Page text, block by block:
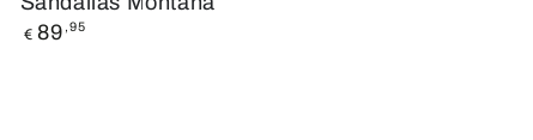
Limited
Precio
€ 89 ,95